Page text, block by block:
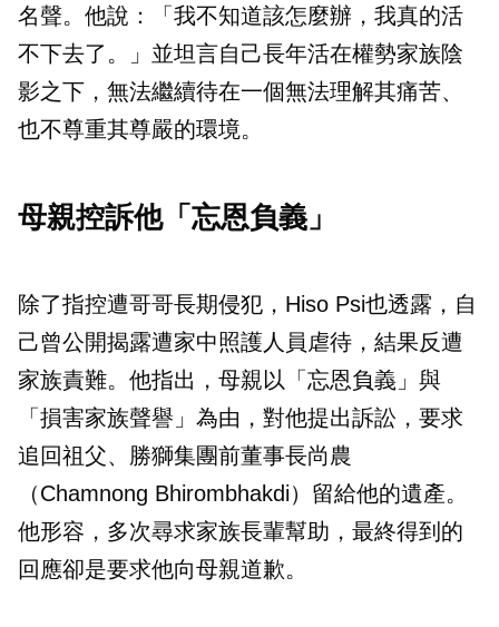
名聲。他說：「我不知道該怎麼辦，我真的活
不下去了。」並坦言自己長年活在權勢家族陰
影之下，無法繼續待在一個無法理解其痛苦、
也不尊重其尊嚴的環境。
母親控訴他「忘恩負義」
除了指控遭哥哥長期侵犯，Hiso Psi也透露，自
己曾公開揭露遭家中照護人員虐待，結果反遭
家族責難。他指出，母親以「忘恩負義」與
「損害家族聲譽」為由，對他提出訴訟，要求
追回祖父、勝獅集團前董事長尚農
（Chamnong Bhirombhakdi）留給他的遺產。
他形容，多次尋求家族長輩幫助，最終得到的
回應卻是要求他向母親道歉。